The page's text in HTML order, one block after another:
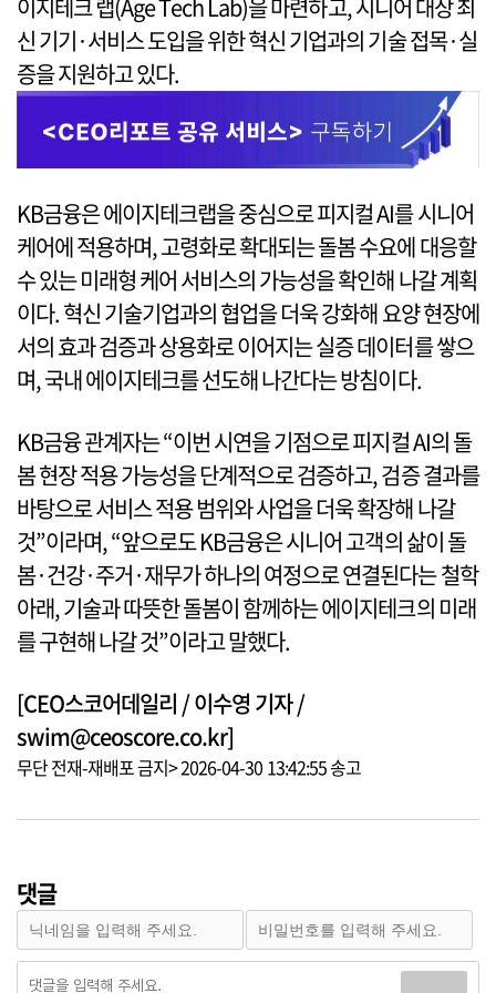
이지테크 랩(Age Tech Lab)을 마련하고, 시니어 대상 최
신 기기·서비스 도입을 위한 혁신 기업과의 기술 접목·실
증을 지원하고 있다.
KB금융은 에이지테크랩을 중심으로 피지컬 AI를 시니어
케어에 적용하며, 고령화로 확대되는 돌봄 수요에 대응할
수 있는 미래형 케어 서비스의 가능성을 확인해 나갈 계획
이다. 혁신 기술기업과의 협업을 더욱 강화해 요양 현장에
서의 효과 검증과 상용화로 이어지는 실증 데이터를 쌓으
며, 국내 에이지테크를 선도해 나간다는 방침이다.
KB금융 관계자는 “이번 시연을 기점으로 피지컬 AI의 돌
봄 현장 적용 가능성을 단계적으로 검증하고, 검증 결과를
바탕으로 서비스 적용 범위와 사업을 더욱 확장해 나갈
것”이라며, “앞으로도 KB금융은 시니어 고객의 삶이 돌
봄·건강·주거·재무가 하나의 여정으로 연결된다는 철학
아래, 기술과 따뜻한 돌봄이 함께하는 에이지테크의 미래
를 구현해 나갈 것”이라고 말했다.
[CEO스코어데일리 / 이수영 기자 /
swim@ceoscore.co.kr]
무단 전재-재배포 금지> 2026-04-30 13:42:55 송고
댓글